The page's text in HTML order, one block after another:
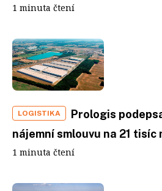
1 minuta čtení
LOGISTIKA
Prologis
nájemní smlouvu na 21 tisíc
1 minuta čtení